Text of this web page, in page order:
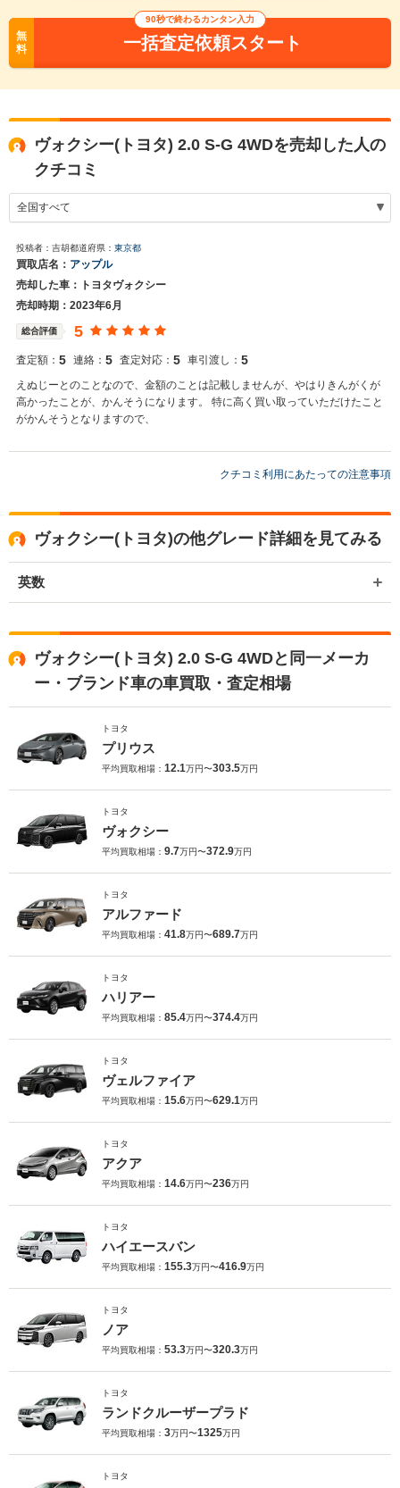
無
料
90秒で終わるカンタン入力
一括査定依頼スタート
ヴォクシー(トヨタ) 2.0 S-G 4WDを売却した人の
クチコミ
投稿者：吉胡都道府県： 東京都
買取店名： アップル
売却した車：トヨタヴォクシー
売却時期：2023年6月
総合評価 5
査定額： 5 連絡： 5 査定対応： 5 車引渡し： 5
えぬじーとのことなので、金額のことは記載しませんが、やはりきんがくが
高かったことが、かんそうになります。 特に高く買い取っていただけたこと
がかんそうとなりますので、
クチコミ利用にあたっての注意事項
ヴォクシー(トヨタ)の他グレード詳細を見てみる
英数
ヴォクシー(トヨタ) 2.0 S-G 4WDと同一メーカ
ー・ブランド車の車買取・査定相場
トヨタ
プリウス
平均買取相場： 12.1万円〜303.5万円
トヨタ
ヴォクシー
平均買取相場： 9.7万円〜372.9万円
トヨタ
アルファード
平均買取相場： 41.8万円〜689.7万円
トヨタ
ハリアー
平均買取相場： 85.4万円〜374.4万円
トヨタ
ヴェルファイア
平均買取相場： 15.6万円〜629.1万円
トヨタ
アクア
平均買取相場： 14.6万円〜236万円
トヨタ
ハイエースバン
平均買取相場： 155.3万円〜416.9万円
トヨタ
ノア
平均買取相場： 53.3万円〜320.3万円
トヨタ
ランドクルーザープラド
平均買取相場： 3万円〜1325万円
トヨタ